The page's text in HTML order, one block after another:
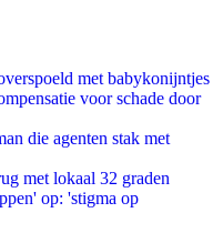
met babykonijntjes
voor schade door
die agenten stak met
met lokaal 32 graden
op: 'stigma op